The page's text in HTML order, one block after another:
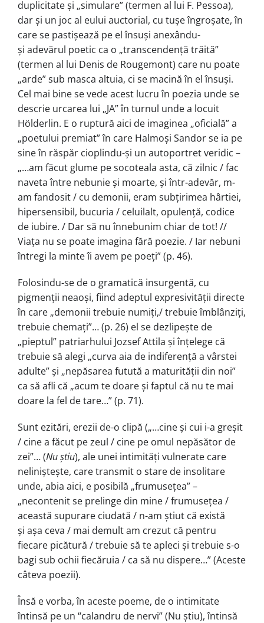
duplicitate şi „simulare” (termen al lui F. Pessoa),
dar şi un joc al eului auctorial, cu tuşe îngroşate, în
care se pastişează pe el însuşi anexându-
şi adevărul poetic ca o „transcendență trăită”
(termen al lui Denis de Rougemont) care nu poate
„arde” sub masca altuia, ci se macină în el însuşi.
Cel mai bine se vede acest lucru în poezia unde se
descrie urcarea lui „JA” în turnul unde a locuit
Hölderlin. E o ruptură aici de imaginea „oficială” a
„poetului premiat” în care Halmoşi Sandor se ia pe
sine în răspăr cioplindu-şi un autoportret veridic –
„…am făcut glume pe socoteala asta, că zilnic / fac
naveta între nebunie şi moarte, şi într-adevăr, m-
am fandosit / cu demonii, eram subțirimea hârtiei,
hipersensibil, bucuria / celuilalt, opulență, codice
de iubire. / Dar să nu înnebunim chiar de tot! //
Viața nu se poate imagina fără poezie. / Iar nebuni
întregi la minte îi avem pe poeți” (p. 46).
Folosindu-se de o gramatică insurgentă, cu
pigmenții neaoşi, fiind adeptul expresivității directe
în care „demonii trebuie numiți,/ trebuie îmblânziți,
trebuie chemați”… (p. 26) el se dezlipeşte de
„pieptul” patriarhului Jozsef Attila şi înțelege că
trebuie să alegi „curva aia de indiferență a vârstei
adulte” şi „nepăsarea futută a maturității din noi”
ca să afli că „acum te doare şi faptul că nu te mai
doare la fel de tare…” (p. 71).
Sunt ezitări, erezii de-o clipă („…cine şi cui i-a greşit
/ cine a făcut pe zeul / cine pe omul nepăsător de
zei”… (Nu ştiu), ale unei intimități vulnerate care
nelinişteşte, care transmit o stare de insolitare
unde, abia aici, e posibilă „frumusețea” –
„necontenit se prelinge din mine / frumusețea /
această supurare ciudată / n-am ştiut că există
şi aşa ceva / mai demult am crezut că pentru
fiecare picătură / trebuie să te apleci şi trebuie s-o
bagi sub ochii fiecăruia / ca să nu dispere…” (Aceste
câteva poezii).
Însă e vorba, în aceste poeme, de o intimitate
întinsă pe un “calandru de nervi” (Nu ştiu), întinsă